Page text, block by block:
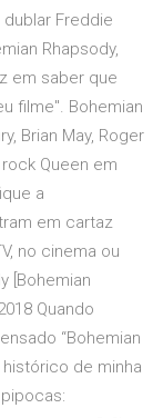
Freddie
Rhapsody,
em saber que
filme". Bohemian
Brian May, Roger
Queen em
a
em cartaz
no cinema ou
[Bohemian
Quando
“Bohemian
histórico de minha